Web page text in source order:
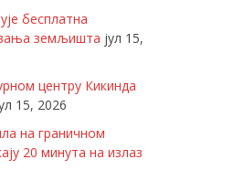
бесплатна
земљишта јул 15,
центру Кикинда
15, 2026
на граничном
20 минута на излаз